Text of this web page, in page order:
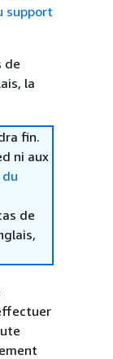
support
de
la
fin.
ni aux
du
de